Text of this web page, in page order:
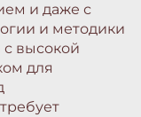
и даже с
и методики
высокой
для